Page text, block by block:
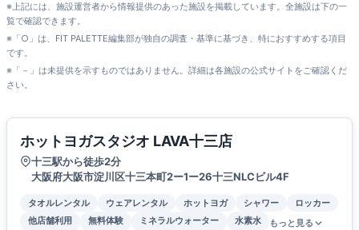
※上記には、施設運営者から情報提供のあった施設を掲載しています。全施設は下の一
覧で確認できます。
※「○」は、FIT PALETTE編集部が独自の調査・基準に基づき、特におすすめする項目
です。
※「－」は未提供を示すものではありません。詳細は各施設の公式サイトをご確認くだ
さい。
ホットヨガスタジオ LAVA十三店
十三駅から徒歩2分
大阪府大阪市淀川区十三本町2ー1ー26十三NLCビル4F
タオルレンタル ウェアレンタル ホットヨガ シャワー
ロッカー
他店舗利用
無料体験 ミネラルウォーター 水素水 もっと見る